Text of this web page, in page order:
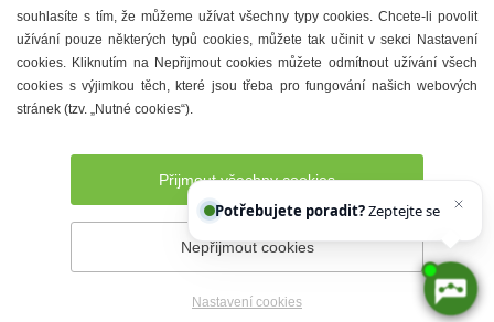
Restaurace
Městské muzeum a galerie
Denní meníčka
Prohlášení o přístupnosti Správce webu
souhlasíte s tím, že můžeme užívat všechny typy cookies. Chcete-li povolit
užívání pouze některých typů cookies, můžete tak učinit v sekci Nastavení
cookies. Kliknutím na Nepřijmout cookies můžete odmítnout užívání všech
cookies s výjimkou těch, které jsou třeba pro fungování našich webových
stránek (tzv. „Nutné cookies“).
Přijmout všechny cookies
Nepřijmout cookies
Nastavení cookies
Potřebujete poradit?Zeptejte se našeho asi